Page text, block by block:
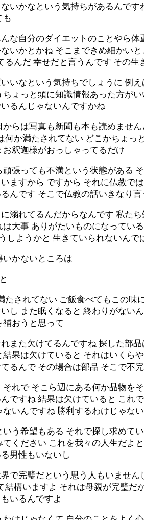
いかなという気持ちがあるんで
も
な自分のダイエットのことやら
いかとかね そこまできめ細かい
んだ 幸せだと言うんです その生
いなという気持ちでしょうに 例
ょっと頭に知識情報あった方が
るんじゃないんですかね
らは写真も新聞も本も読めませ
か満たされてない どこかちょ
釈迦様がおっしゃってるだけ
張っても不満という状態がある
ますから ですから それに仏教で
んです そこで仏教の話いきなり言
溺れてるんだからなんです 私た
大事 ありがたいものになってい
しようかと 生きていられないんで
かないところは
されてない ご飯食べてもこの
し また眠くなると 終わりがない
おうと思って
また欠けてるんですね 探した部
果は欠けていると それはいくら
るんで その場合は部品 そこで不
れで そこら辺にある何か品物を
ですね 結果は欠けていると これ
いんですね 勝利するわけじゃな
う希望もある それで探し求めて
ください これを我々の人生だよ
男性もいないし
で完璧だという思う人もいませ
構いますよ それは母親が完璧
いるんですよ